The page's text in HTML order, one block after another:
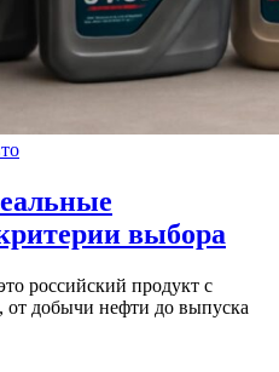
выбора
российский продукт с
добычи нефти до выпуска